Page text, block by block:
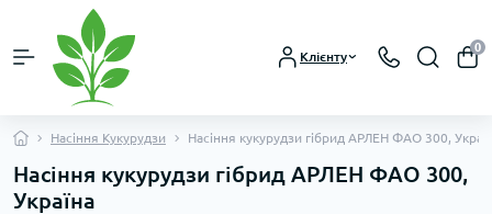
Клієнту
0
Насіння Кукурудзи Насіння кукурудзи гібрид АРЛЕН ФАО 300,
Насіння кукурудзи гібрид АРЛЕН ФАО 300,
Україна